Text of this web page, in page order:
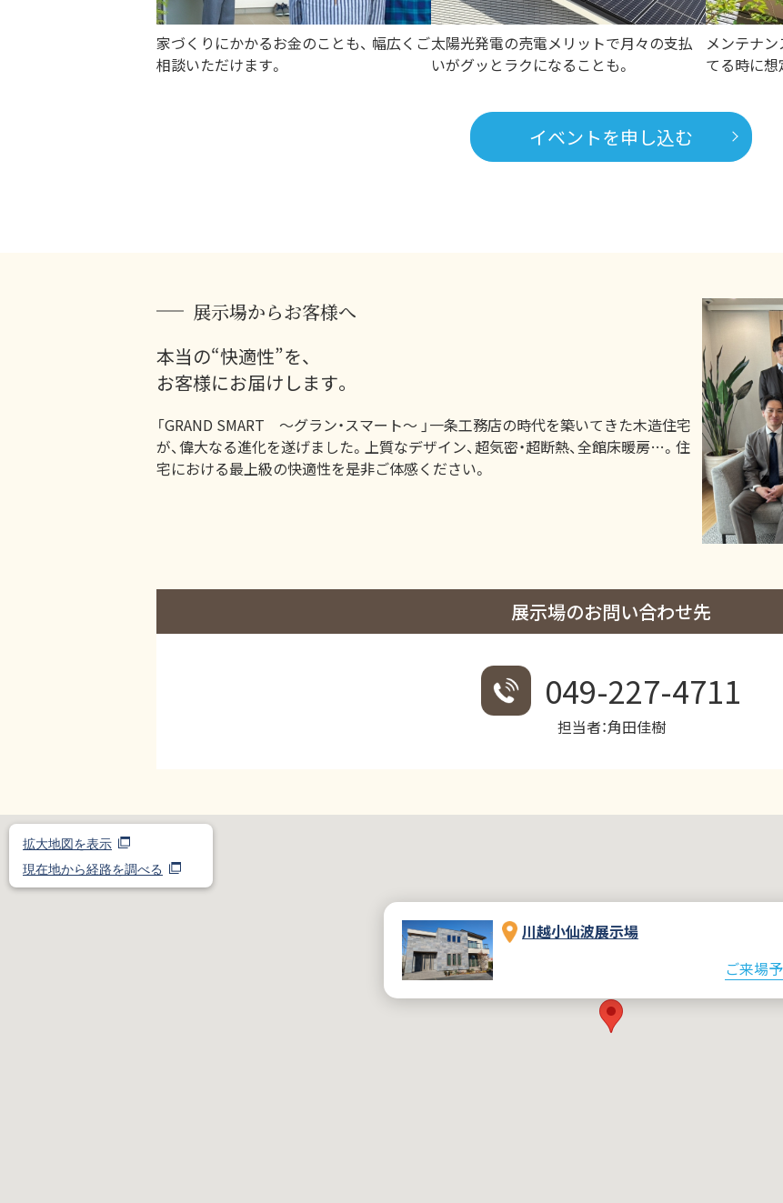
家づくりにかかるお金のことも、 幅広くご
相談いただけます。
太陽光発電の売電メリットで月々の支払
いがグッとラクになることも。
メンテナ
てる時に想
イベントを申し込む
展示場からお客様へ
本当の“快適性”を、
お客様にお届けします。
「GRAND SMART ～グラン・スマート～ 」一条工務店の時代を築いてきた木造住宅
が、偉大なる進化を遂げました。上質なデザイン、超気密・超断熱、全館床暖房…。住
宅における最上級の快適性を是非ご体感ください。
展示場のお問い合わせ先
049-227-4711
担当者：角田佳樹
拡大地図を表示
現在地から経路を調べる
川越小仙波展示場
ご来場